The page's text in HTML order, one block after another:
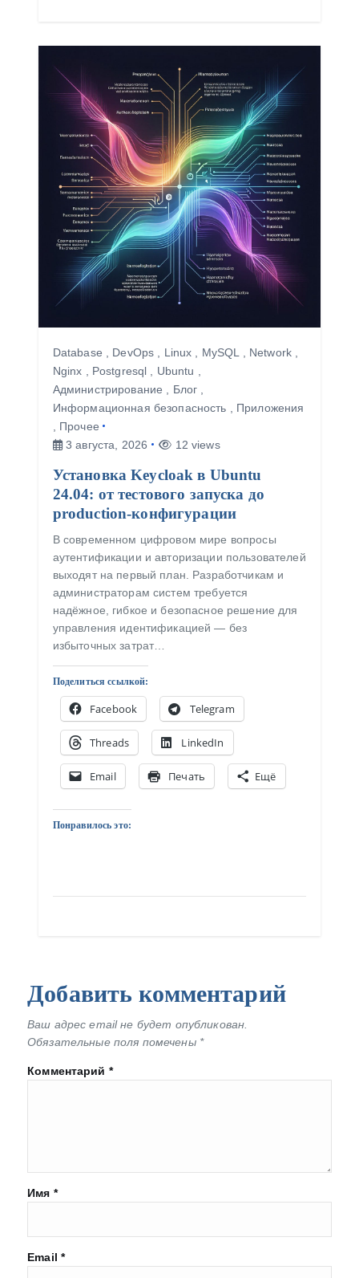
Database DevOps Linux MySQL Network,
Nginx
Postgresql Ubuntu
Администрирование
Блог
Информационная безопасность
Приложения
Прочее
3 августа, 2026
12 views
Установка Keycloak в Ubuntu
24.04: от тестового запуска до
production-конфигурации
В современном цифровом мире вопросы
аутентификации и авторизации пользователей
выходят на первый план. Разработчикам и
администраторам систем требуется
надёжное, гибкое и безопасное решение для
управления идентификацией — без
избыточных затрат…
Поделиться ссылкой:
Facebook Telegram
Threads LinkedIn
Email Печать Ещё
Понравилось это:
Добавить комментарий
Ваш адрес email не будет опубликован.
Обязательные поля помечены *
Комментарий *
Имя *
Email *